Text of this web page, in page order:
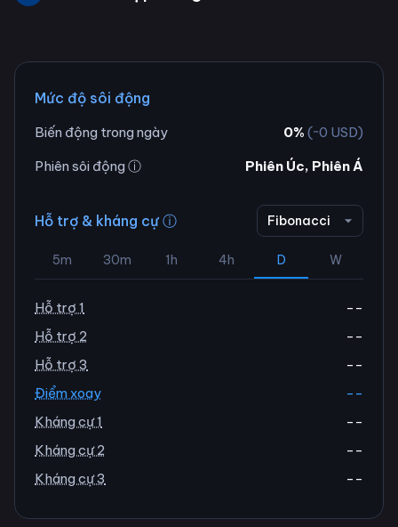
Mức độ sôi động
Biến động trong ngày 0% (~0 USD)
Phiên sôi động ⓘ
Phiên Úc, Phiên Á
Hỗ trợ & kháng cự ⓘ Fibonacci
5m 30m 1h 4h D W
Hỗ trợ 1
--
Hỗ trợ 2
--
Hỗ trợ 3
--
Điểm xoay
--
Kháng cự 1
--
Kháng cự 2
--
Kháng cự 3
--